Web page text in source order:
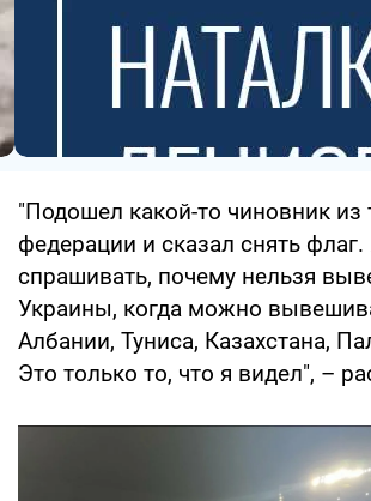
"Подошел какой-то чиновник из
федерации и сказал снять флаг.
спрашивать, почему нельзя
Украины, когда можно
Албании, Туниса, Казахстана,
Это только то, что я видел", –